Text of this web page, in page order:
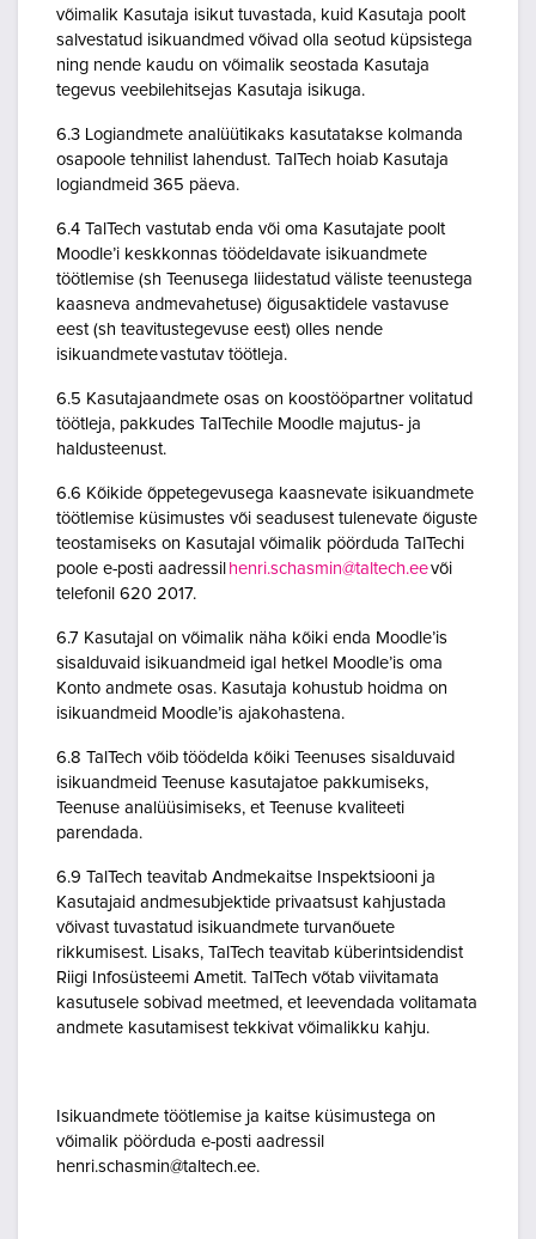
võimalik Kasutaja isikut tuvastada, kuid Kasutaja poolt
salvestatud isikuandmed võivad olla seotud küpsistega
ning nende kaudu on võimalik seostada Kasutaja
tegevus veebilehitsejas Kasutaja isikuga.
6.3 Logiandmete analüütikaks kasutatakse kolmanda
osapoole tehnilist lahendust. TalTech hoiab Kasutaja
logiandmeid 365 päeva.
6.4 TalTech vastutab enda või oma Kasutajate poolt
Moodle’i keskkonnas töödeldavate isikuandmete
töötlemise (sh Teenusega liidestatud väliste teenustega
kaasneva andmevahetuse) õigusaktidele vastavuse
eest (sh teavitustegevuse eest) olles nende
isikuandmete vastutav töötleja.
6.5 Kasutajaandmete osas on koostööpartner volitatud
töötleja, pakkudes TalTechile Moodle majutus- ja
haldusteenust.
6.6 Kõikide õppetegevusega kaasnevate isikuandmete
töötlemise küsimustes või seadusest tulenevate õiguste
teostamiseks on Kasutajal võimalik pöörduda TalTechi
poole e-posti aadressil henri.schasmin@taltech.eevõi
telefonil 620 2017.
6.7 Kasutajal on võimalik näha kõiki enda Moodle’is
sisalduvaid isikuandmeid igal hetkel Moodle’is oma
Konto andmete osas. Kasutaja kohustub hoidma on
isikuandmeid Moodle’is ajakohastena.
6.8 TalTech võib töödelda kõiki Teenuses sisalduvaid
isikuandmeid Teenuse kasutajatoe pakkumiseks,
Teenuse analüüsimiseks, et Teenuse kvaliteeti
parendada.
6.9 TalTech teavitab Andmekaitse Inspektsiooni ja
Kasutajaid andmesubjektide privaatsust kahjustada
võivast tuvastatud isikuandmete turvanõuete
rikkumisest. Lisaks, TalTech teavitab küberintsidendist
Riigi Infosüsteemi Ametit. TalTech võtab viivitamata
kasutusele sobivad meetmed, et leevendada volitamata
andmete kasutamisest tekkivat võimalikku kahju.
Isikuandmete töötlemise ja kaitse küsimustega on
võimalik pöörduda e-posti aadressil
henri.schasmin@taltech.ee.